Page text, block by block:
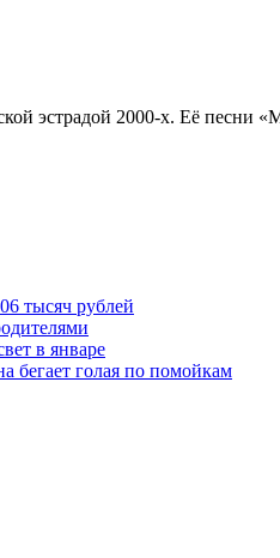
эстрадой 2000-х. Её
тысяч рублей
в январе
бегает голая по помойкам